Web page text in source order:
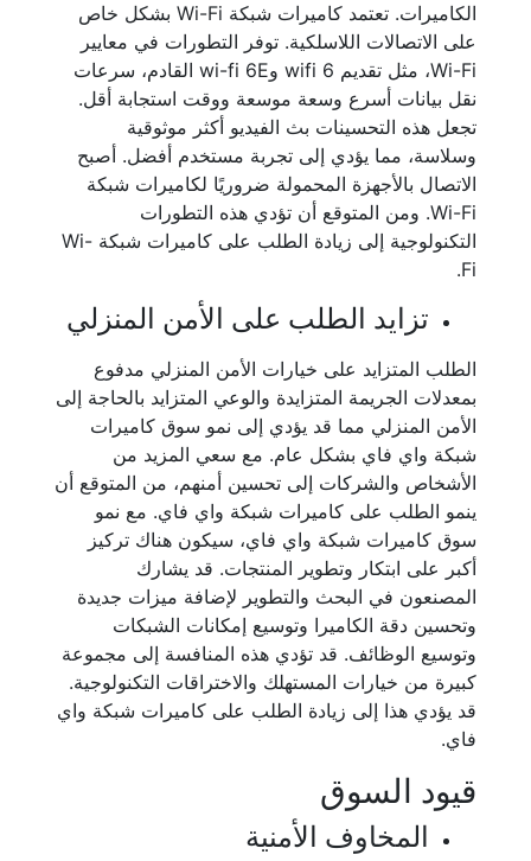
الكاميرات. تعتمد كاميرات شبكة Wi-Fi بشكل خاص
على الاتصالات اللاسلكية. توفر التطورات في معايير
Wi-Fi، مثل تقديم wifi 6 وwi-fi 6E القادم، سرعات
نقل بيانات أسرع وسعة موسعة ووقت استجابة أقل.
تجعل هذه التحسينات بث الفيديو أكثر موثوقية
وسلاسة، مما يؤدي إلى تجربة مستخدم أفضل. أصبح
الاتصال بالأجهزة المحمولة ضروريًا لكاميرات شبكة
Wi-Fi. ومن المتوقع أن تؤدي هذه التطورات
التكنولوجية إلى زيادة الطلب على كاميرات شبكة Wi-
Fi.
تزايد الطلب على الأمن المنزلي
الطلب المتزايد على خيارات الأمن المنزلي مدفوع
بمعدلات الجريمة المتزايدة والوعي المتزايد بالحاجة إلى
الأمن المنزلي مما قد يؤدي إلى نمو سوق كاميرات
شبكة واي فاي بشكل عام. مع سعي المزيد من
الأشخاص والشركات إلى تحسين أمنهم، من المتوقع أن
ينمو الطلب على كاميرات شبكة واي فاي. مع نمو
سوق كاميرات شبكة واي فاي، سيكون هناك تركيز
أكبر على ابتكار وتطوير المنتجات. قد يشارك
المصنعون في البحث والتطوير لإضافة ميزات جديدة
وتحسين دقة الكاميرا وتوسيع إمكانات الشبكات
وتوسيع الوظائف. قد تؤدي هذه المنافسة إلى مجموعة
كبيرة من خيارات المستهلك والاختراقات التكنولوجية.
قد يؤدي هذا إلى زيادة الطلب على كاميرات شبكة واي
فاي.
قيود السوق
المخاوف الأمنية